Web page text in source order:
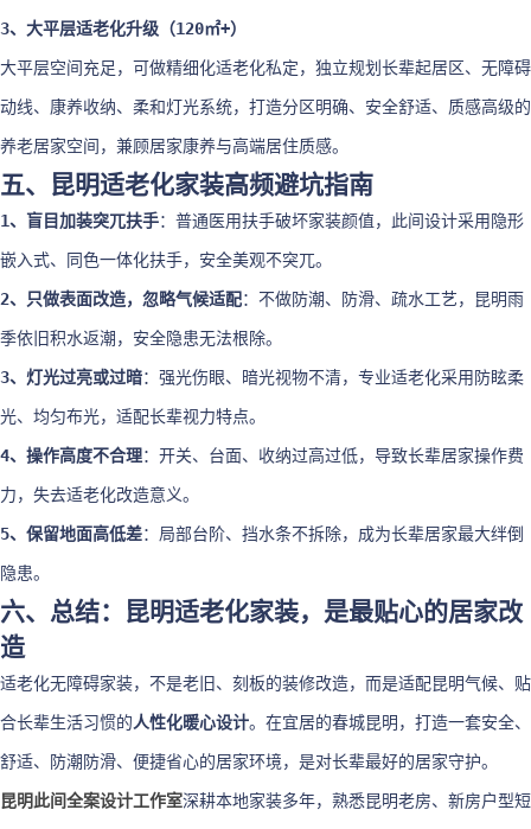
3、大平层适老化升级（120㎡+）
大平层空间充足，可做精细化适老化私定，独立规划长辈起居区、无障碍
动线、康养收纳、柔和灯光系统，打造分区明确、安全舒适、质感高级的
养老居家空间，兼顾居家康养与高端居住质感。
五、昆明适老化家装高频避坑指南
1、盲目加装突兀扶手：普通医用扶手破坏家装颜值，此间设计采用隐形
嵌入式、同色一体化扶手，安全美观不突兀。
2、只做表面改造，忽略气候适配：不做防潮、防滑、疏水工艺，昆明雨
季依旧积水返潮，安全隐患无法根除。
3、灯光过亮或过暗：强光伤眼、暗光视物不清，专业适老化采用防眩柔
光、均匀布光，适配长辈视力特点。
4、操作高度不合理：开关、台面、收纳过高过低，导致长辈居家操作费
力，失去适老化改造意义。
5、保留地面高低差：局部台阶、挡水条不拆除，成为长辈居家最大绊倒
隐患。
六、总结：昆明适老化家装，是最贴心的居家改
造
适老化无障碍家装，不是老旧、刻板的装修改造，而是适配昆明气候、贴
合长辈生活习惯的人性化暖心设计。在宜居的春城昆明，打造一套安全、
舒适、防潮防滑、便捷省心的居家环境，是对长辈最好的居家守护。
昆明此间全案设计工作室深耕本地家装多年，熟悉昆明老房、新房户型短